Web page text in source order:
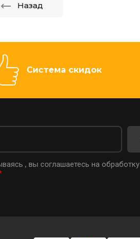
Назад
Система скидок
, вы соглашаетесь на обработку